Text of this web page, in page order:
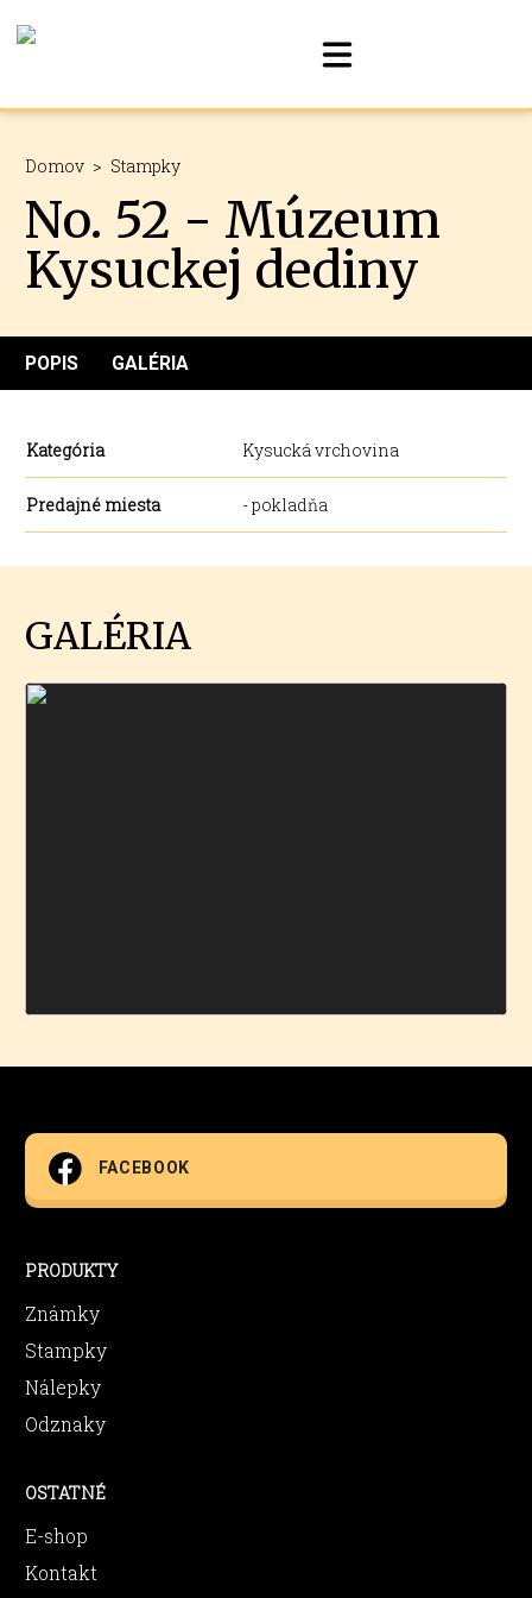
Domov > Stampky
No. 52 - Múzeum
Kysuckej dediny
POPIS GALÉRIA
Kategória Kysucká vrchovina
Predajné miesta - pokladňa
GALÉRIA
FACEBOOK
PRODUKTY
Známky
Stampky
Nálepky
Odznaky
OSTATNÉ
E-shop
Kontakt